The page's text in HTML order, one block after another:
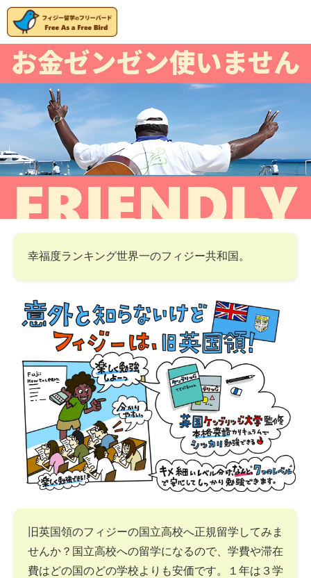
幸福度ランキング世界一のフィジー共和国。
旧英国領のフィジーの国立高校へ正規留学してみま
せんか？国立高校への留学になるので、学費や滞在
費はどの国のどの学校よりも安価です。１年は３学